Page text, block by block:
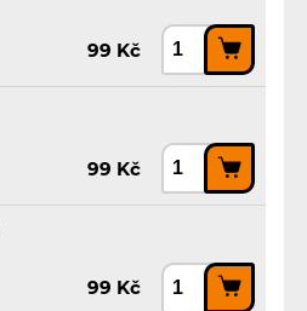
99 Kč
99 Kč
99 Kč